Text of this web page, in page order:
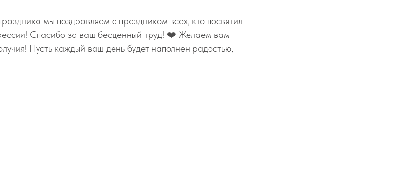
мы поздравляем с праздником всех, кто посвятил
Спасибо за ваш бесценный труд! ❤️ Желаем вам
Пусть каждый ваш день будет наполнен радостью,